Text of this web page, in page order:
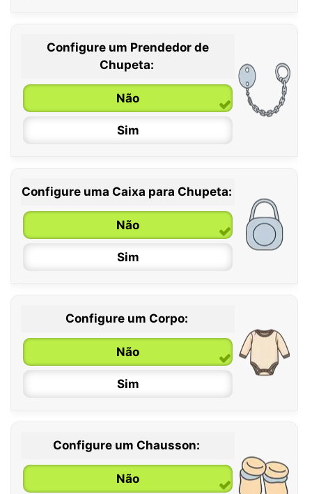
0 / 6 meses
6 / 36 meses
Configure um Prendedor de
Chupeta:
Não
Sim
Configure uma Caixa para Chupeta:
Não
Sim
Configure um Corpo:
Não
Sim
0 / 6 meses
6 / 12 meses
Configure um Chausson:
Não